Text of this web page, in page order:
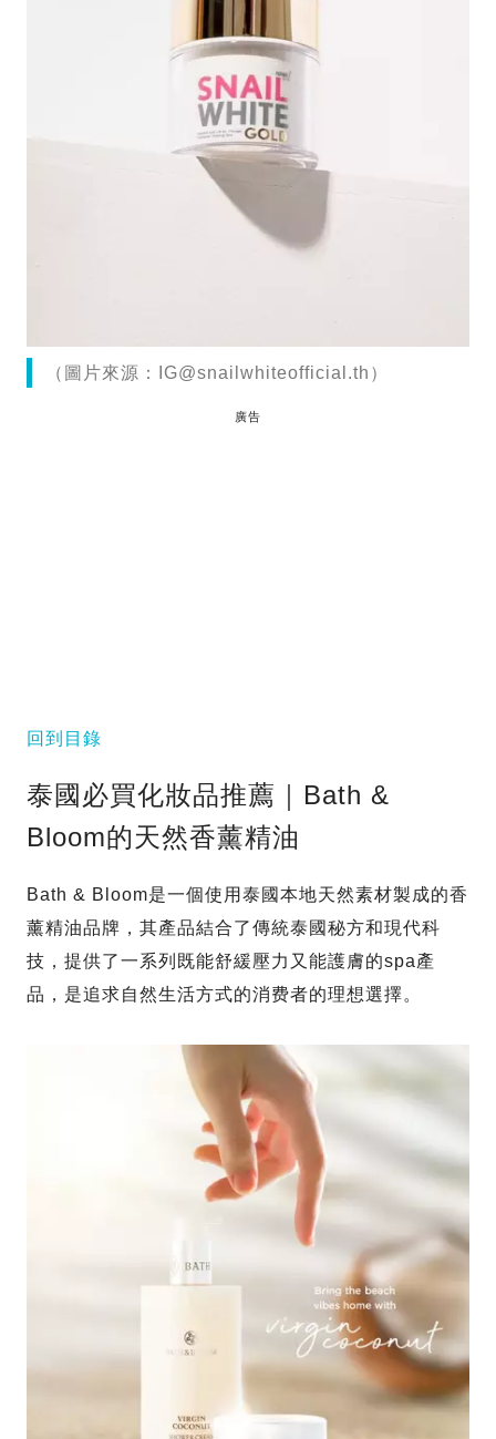
（圖片來源： IG@snailwhiteofficial.th ）
廣告
回到目錄
泰國必買化妝品推薦｜Bath &
Bloom的天然香薰精油
Bath & Bloom是一個使用泰國本地天然素材製成的香
薰精油品牌，其產品結合了傳統泰國秘方和現代科
技，提供了一系列既能舒緩壓力又能護膚的spa產
品，是追求自然生活方式的消费者的理想選擇。